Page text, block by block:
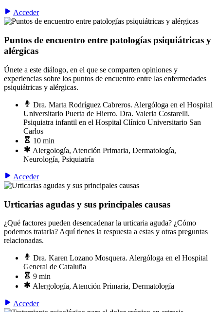
Acceder
Puntos de encuentro entre patologías psiquiátricas y
alérgicas
Únete a este diálogo, en el que se comparten opiniones y
experiencias sobre los puntos de encuentro entre las enfermedades
psiquiátricas y alérgicas.
Dra. Marta Rodríguez Cabreros. Alergóloga en el Hospital
Universitario Puerta de Hierro. Dra. Valeria Costarelli.
Psiquiatra infantil en el Hospital Clínico Universitario San
Carlos
10 min
Alergología, Atención Primaria, Dermatología,
Neurología, Psiquiatría
Acceder
Urticarias agudas y sus principales causas
¿Qué factores pueden desencadenar la urticaria aguda? ¿Cómo
podemos tratarla? Aquí tienes la respuesta a estas y otras preguntas
relacionadas.
Dra. Karen Lozano Mosquera. Alergóloga en el Hospital
General de Cataluña
9 min
Alergología, Atención Primaria, Dermatología
Acceder